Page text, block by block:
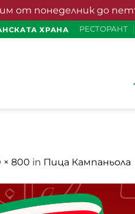
от понеделник до петък
ХРАНА РЕСТОРАНТ
× 800 in Пица Кампаньола